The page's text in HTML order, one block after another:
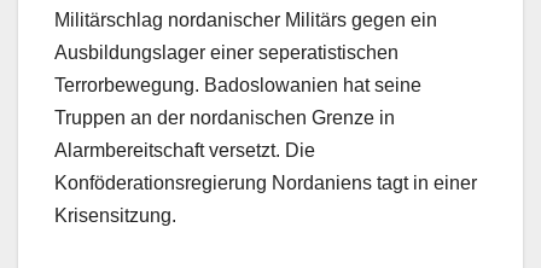
Militärschlag nordanischer Militärs gegen ein
Ausbildungslager einer seperatistischen
Terrorbewegung. Badoslowanien hat seine
Truppen an der nordanischen Grenze in
Alarmbereitschaft versetzt. Die
Konföderationsregierung Nordaniens tagt in einer
Krisensitzung.